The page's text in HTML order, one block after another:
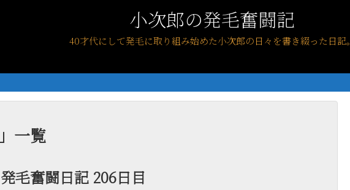
小次郎の発毛奮闘記
40才代にして発毛に取り組み始めた小次郎の日々を書き綴った日記。
」 一覧
発毛奮闘日記 206日目